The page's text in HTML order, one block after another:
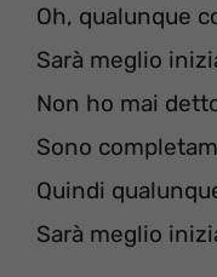
Oh, qualunque
Sarà meglio
Non ho mai
Sono
Quindi
Sarà meglio